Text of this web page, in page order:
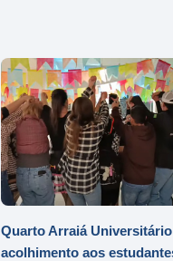
Quarto Arraiá
acolhimento aos